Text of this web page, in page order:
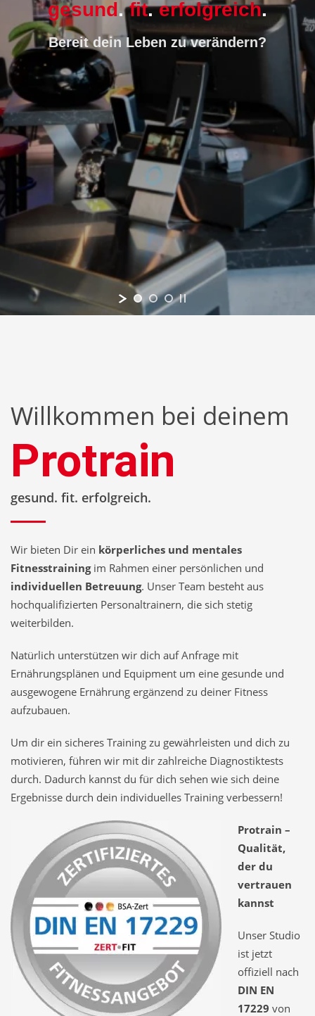
Bereit dein Leben zu verändern?
gesund.fit.erfolgreich.
Willkommen bei deinem
Protrain
gesund. fit. erfolgreich.
Wir bieten Dir ein körperliches und mentales
Fitnesstrainingim Rahmen einer persönlichen und
individuellen Betreuung. Unser Team besteht aus
hochqualifizierten Personaltrainern, die sich stetig
weiterbilden.
Natürlich unterstützen wir dich auf Anfrage mit
Ernährungsplänen und Equipment um eine gesunde und
ausgewogene Ernährung ergänzend zu deiner Fitness
aufzubauen.
Um dir ein sicheres Training zu gewährleisten und dich zu
motivieren, führen wir mit dir zahlreiche Diagnostiktests
durch. Dadurch kannst du für dich sehen wie sich deine
Ergebnisse durch dein individuelles Training verbessern!
Protrain –
Qualität,
der du
vertrauen
kannst
Unser Studio
ist jetzt
offiziell nach
DIN EN
17229 von